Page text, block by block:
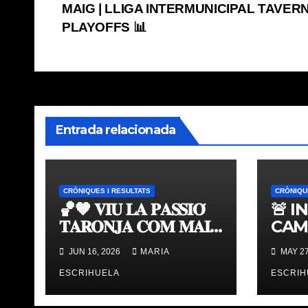
de
MAIG | LLIGA INTERMUNICIPAL
PLAYOFFS 📊
Entrada relacionada
CRÒNIQUES I RESULTATS
🏀🧡 𝐕𝐈𝐔 𝐋𝐀 𝐏𝐀𝐒𝐒𝐈𝐎́
𝐓𝐀𝐑𝐎𝐍𝐉𝐀 𝐂𝐎𝐌 𝐌𝐀𝐈
𝐀𝐁𝐀𝐍𝐒 | 𝐌𝐔𝐒𝐄𝐔 &
𝐓𝐎𝐔𝐑 𝐕𝐀𝐋𝐄𝐍𝐂𝐈𝐀
𝐁𝐀𝐒𝐊𝐄𝐓
JUN 16, 2026 MARIA
ESCRIHUELA
🚨
MAY